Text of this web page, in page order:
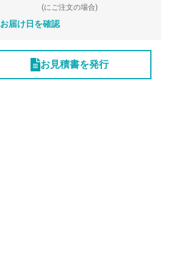
(にご注文の場合)
お届け日を確認
お見積書を発行